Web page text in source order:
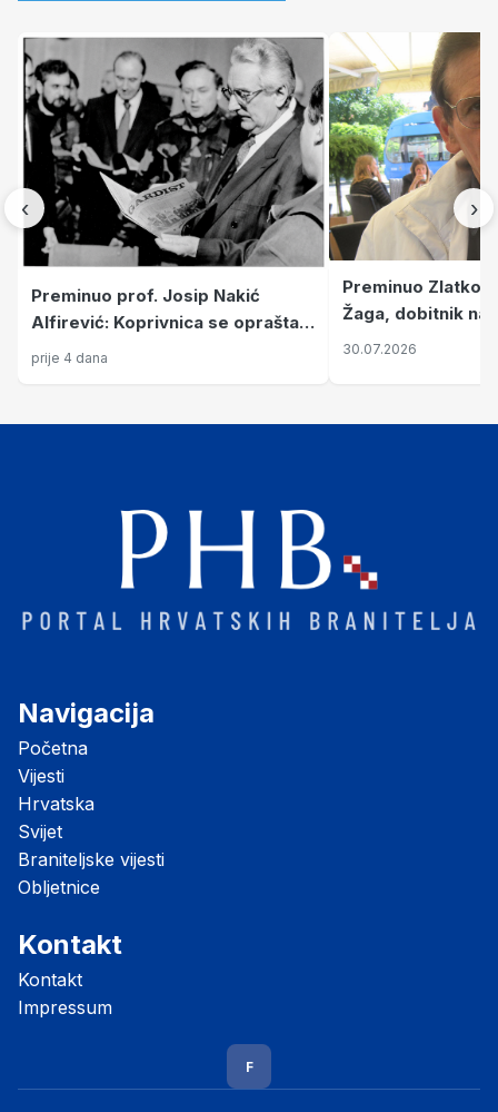
‹
Preminuo prof. Josip Nakić
Alfirević: Koprivnica se oprašta
od ratnog zapovjednika i velikana
prije 4 dana
Preminuo Zlatko
Žaga, dobitnik
priznanja koji
30.07.2026
›
Navigacija
Početna
Vijesti
Hrvatska
Svijet
Braniteljske vijesti
Obljetnice
Kontakt
Kontakt
Impressum
F